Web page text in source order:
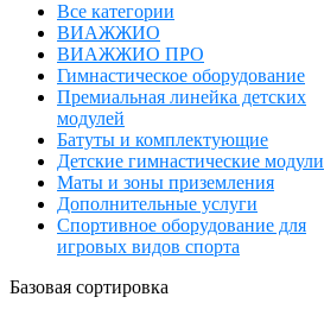
Все категории
ВИАЖЖИО
ВИАЖЖИО ПРО
Гимнастическое оборудование
Премиальная линейка детских
модулей
Батуты и комплектующие
Детские гимнастические модули
Маты и зоны приземления
Дополнительные услуги
Спортивное оборудование для
игровых видов спорта
Базовая сортировка